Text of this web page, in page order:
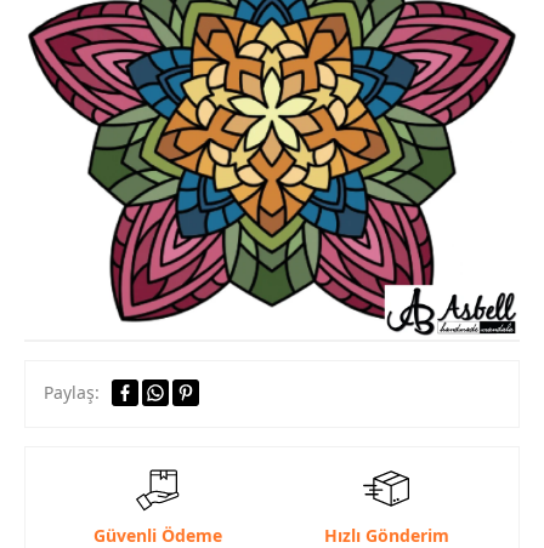
Paylaş:
Güvenli Ödeme Hızlı Gönderim